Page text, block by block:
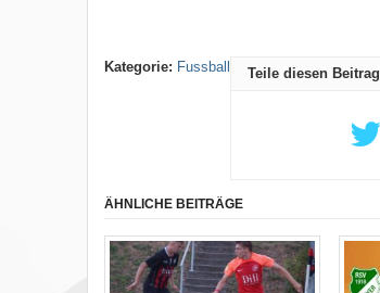
Kategorie: Fussball Teile diesen Beitrag
ÄHNLICHE BEITRÄGE